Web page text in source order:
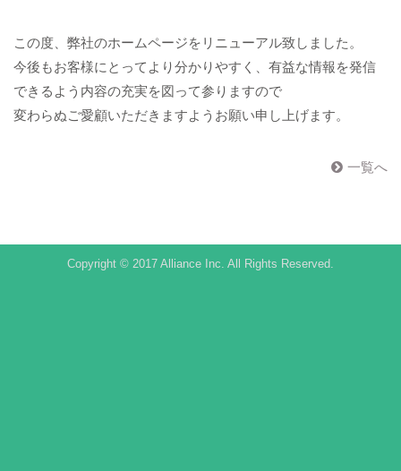
この度、弊社のホームページをリニューアル致しました。
今後もお客様にとってより分かりやすく、有益な情報を発信
できるよう内容の充実を図って参りますので
変わらぬご愛顧いただきますようお願い申し上げます。
一覧へ
Copyright © 2017 Alliance Inc. All Rights Reserved.